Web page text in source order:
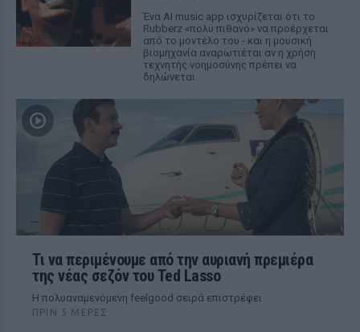
Ένα AI music app ισχυρίζεται ότι το
Rubberz «πολύ πιθανό» να προέρχεται
από το μοντέλο του - και η μουσική
βιομηχανία αναρωτιέται αν η χρήση
τεχνητής νοημοσύνης πρέπει να
δηλώνεται.
Τι να περιμένουμε από την αυριανή πρεμιέρα
της νέας σεζόν του Ted Lasso
Η πολυαναμενόμενη feelgood σειρά επιστρέφει
ΠΡΙΝ 5 ΜΈΡΕΣ